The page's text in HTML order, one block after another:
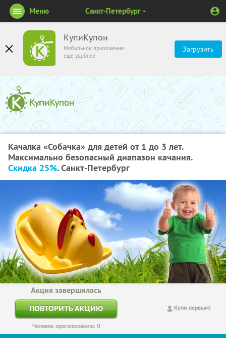
КупиКупон
Мобильное приложение
ещё удобнее
Загрузить
Меню Санкт-Петербург
Качалка «Собачка» для детей от 1 до 3 лет.
Максимально безопасный диапазон качания.
Скидка 25%. Санкт-Петербург
Купи первым!
Акция завершилась
ПОВТОРИТЬ АКЦИЮ
Человек проголосовало: 0